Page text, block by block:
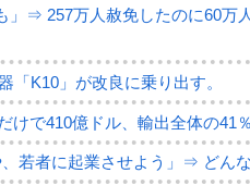
」⇒ 257万人赦免したのに60万
「K10」が改良に乗り出す。
けで410億ドル、輸出全体の41
若者に起業させよう」⇒ どんな